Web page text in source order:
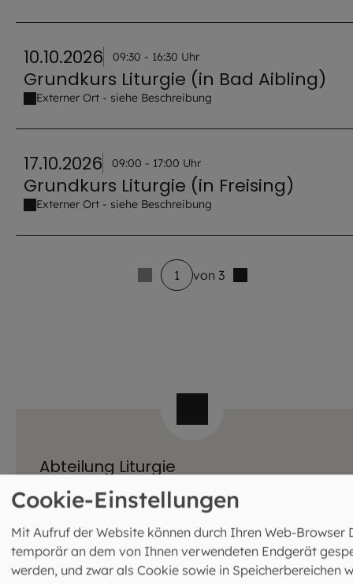
10.10.2026 09:30 - 16:30 Uhr
Grundkurs Liturgie (in Bad Aibling)
Externer Ort - siehe Beschreibung
17.10.2026 09:00 - 17:00 Uhr
Grundkurs Liturgie (in Freising)
Externer Ort - siehe Beschreibung
1 von 3
Abteilung Liturgie
Leitung: Pfarrer Dr. Josef Rauffer
Schrammerstraße 3
80333 München
089 2137-1211
liturgie@eomuc.de
Mehr Infos zur Abteilung Liturgie
Cookie-Einstellungen
Mit Aufruf der Website können durch Ihren Web-Browser
temporär an dem von Ihnen verwendeten Endgerät
werden, und zwar als Cookie sowie in Speicherbereichen